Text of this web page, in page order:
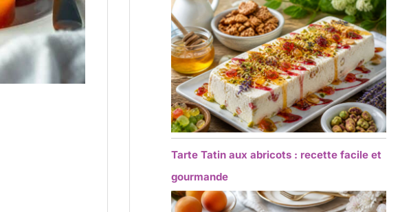
Tarte Tatin aux abricots : recette facile et
gourmande